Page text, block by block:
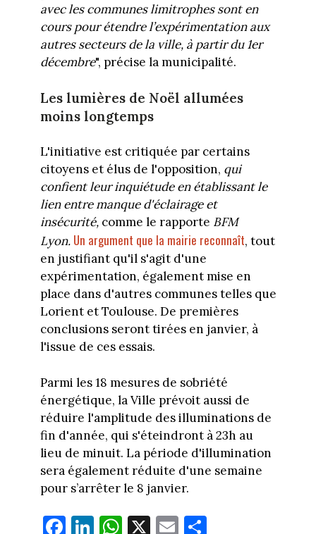
avec les communes limitrophes sont en
cours pour étendre l’expérimentation aux
autres secteurs de la ville, à partir du 1er
décembre", précise la municipalité.
Les lumières de Noël allumées
moins longtemps
L'initiative est critiquée par certains
citoyens et élus de l'opposition, qui
confient leur inquiétude en établissant le
lien entre manque d'éclairage et
insécurité,comme le rapporte BFM
Lyon. Un argument que la mairie reconnaît, tout
en justifiant qu'il s'agit d'une
expérimentation, également mise en
place dans d'autres communes telles que
Lorient et Toulouse. De premières
conclusions seront tirées en janvier, à
l'issue de ces essais.
Parmi les 18 mesures de sobriété
énergétique, la Ville prévoit aussi de
réduire l'amplitude des illuminations de
fin d'année, qui s'éteindront à 23h au
lieu de minuit. La période d'illumination
sera également réduite d'une semaine
pour s’arrêter le 8 janvier.
Fa Li W X E Pa